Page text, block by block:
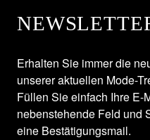
Erhalten Sie immer die
unserer aktuellen Mode-
Füllen Sie einfach Ihre E-
nebenstehende Feld und
eine Bestätigungsmail.